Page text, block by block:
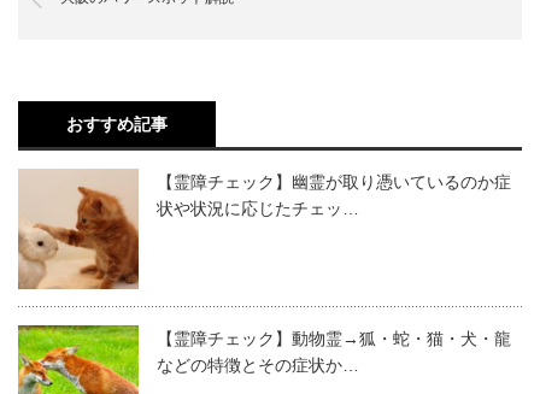
おすすめ記事
【霊障チェック】幽霊が取り憑いているのか症
状や状況に応じたチェッ…
【霊障チェック】動物霊→狐・蛇・猫・犬・龍
などの特徴とその症状か…